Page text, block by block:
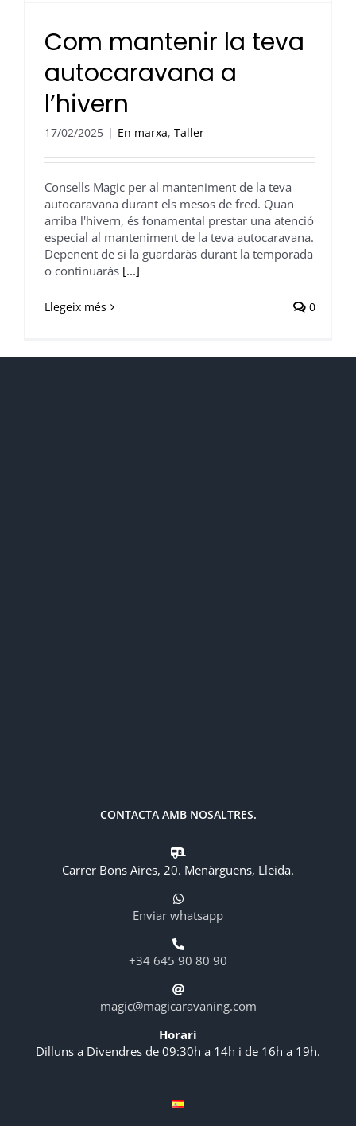
Com mantenir la teva
autocaravana a
l’hivern
17/02/2025 | En marxa, Taller
Consells Magic per al manteniment de la teva
autocaravana durant els mesos de fred. Quan
arriba l'hivern, és fonamental prestar una atenció
especial al manteniment de la teva autocaravana.
Depenent de si la guardaràs durant la temporada
o continuaràs [...]
Llegeix més 0
CONTACTA AMB NOSALTRES.
Carrer Bons Aires, 20. Menàrguens, Lleida.
Enviar whatsapp
+34 645 90 80 90
magic@magicaravaning.com
Horari
Dilluns a Divendres de 09:30h a 14h i de 16h a 19h.